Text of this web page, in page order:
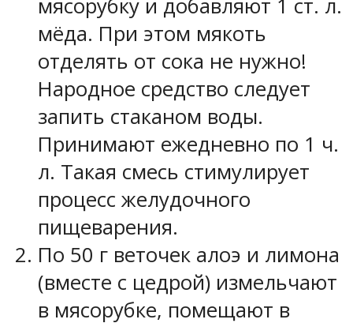
мясорубку и добавляют 1 ст. л.
мёда. При этом мякоть
отделять от сока не нужно!
Народное средство следует
запить стаканом воды.
Принимают ежедневно по 1 ч.
л. Такая смесь стимулирует
процесс желудочного
пищеварения.
По 50 г веточек алоэ и лимона
(вместе с цедрой) измельчают
в мясорубке, помещают в